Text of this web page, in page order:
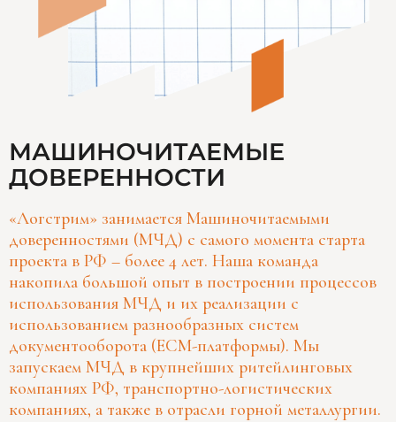
МАШИНОЧИТАЕМЫЕ
ДОВЕРЕННОСТИ
«Логстрим» занимается Машиночитаемыми
доверенностями (МЧД) с самого момента старта
проекта в РФ – более 4 лет. Наша команда
накопила большой опыт в построении процессов
использования МЧД и их реализации с
использованием разнообразных систем
документооборота (ECM-платформы). Мы
запускаем МЧД в крупнейших ритейлинговых
компаниях РФ, транспортно-логистических
компаниях, а также в отрасли горной металлургии.